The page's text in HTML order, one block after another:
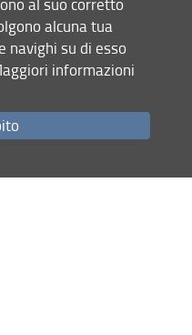
ultimo aggiornamento
04.04.2026
alcuna tua
navighi su di esso
informazioni